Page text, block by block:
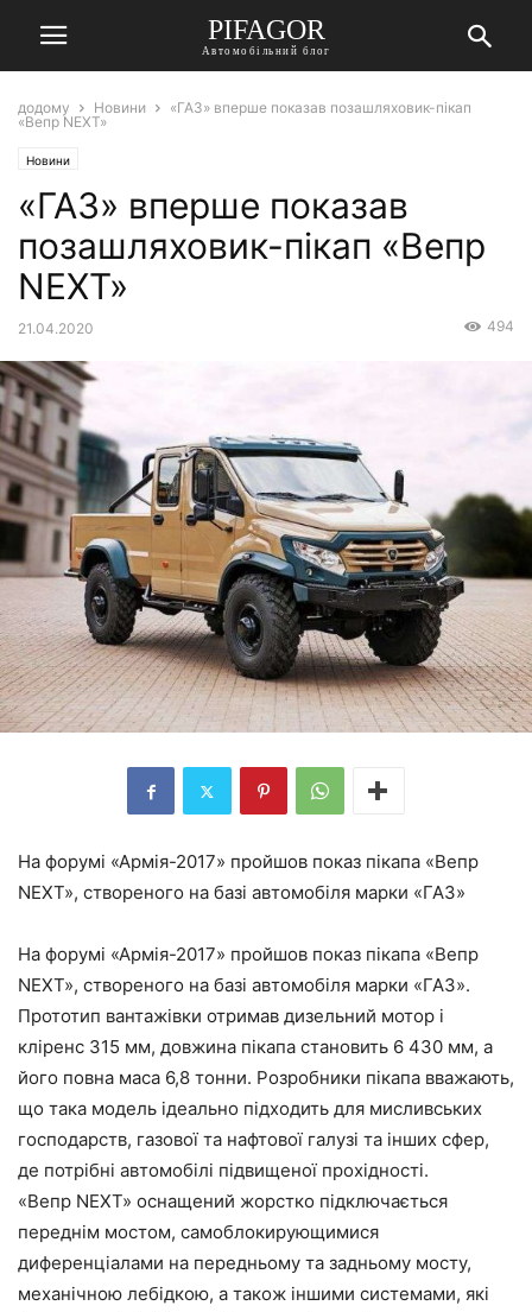
PIFAGOR
Автомобільний блог
додому Новини
«ГАЗ» вперше показав позашляховик-пікап
«Вепр NEXT»
Новини
«ГАЗ» вперше показав
позашляховик-пікап «Вепр
NEXT»
21.04.2020 494
На форумі «Армія-2017» пройшов показ пікапа «Вепр
NEXT», створеного на базі автомобіля марки «ГАЗ»
На форумі «Армія-2017» пройшов показ пікапа «Вепр
NEXT», створеного на базі автомобіля марки «ГАЗ».
Прототип вантажівки отримав дизельний мотор і
кліренс 315 мм, довжина пікапа становить 6 430 мм, а
його повна маса 6,8 тонни. Розробники пікапа вважають,
що така модель ідеально підходить для мисливських
господарств, газової та нафтової галузі та інших сфер,
де потрібні автомобілі підвищеної прохідності.
«Вепр NEXT» оснащений жорстко підключається
переднім мостом, самоблокирующимися
диференціалами на передньому та задньому мосту,
механічною лебідкою, а також іншими системами, які